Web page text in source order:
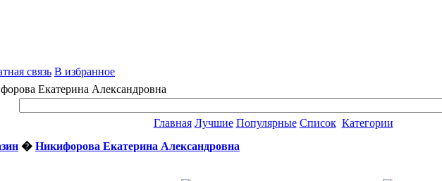
связь В избранное
Екатерина Александровна
Главная Лучшие Популярные Список Категории
� Никифорова Екатерина Александровна